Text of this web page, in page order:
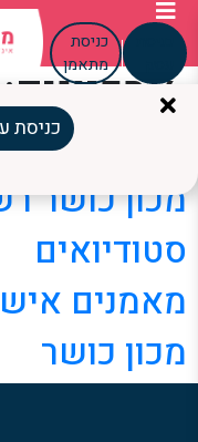
כניסת
מתאמן
כניסת תזונאים
מכון כושר
סטודיואים
מאמנים
מכון כושר